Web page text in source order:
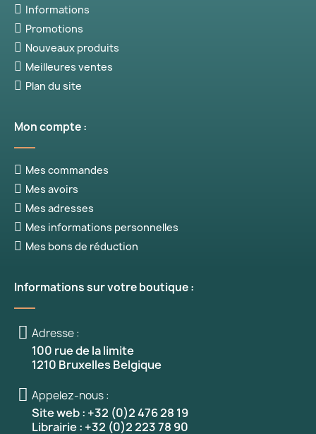
Informations
Promotions
Nouveaux produits
Meilleures ventes
Plan du site
Mon compte :
Mes commandes
Mes avoirs
Mes adresses
Mes informations personnelles
Mes bons de réduction
Informations sur votre boutique :
Adresse :
100 rue de la limite
1210 Bruxelles Belgique
Appelez-nous :
Site web : +32 (0)2 476 28 19
Librairie : +32 (0)2 223 78 90